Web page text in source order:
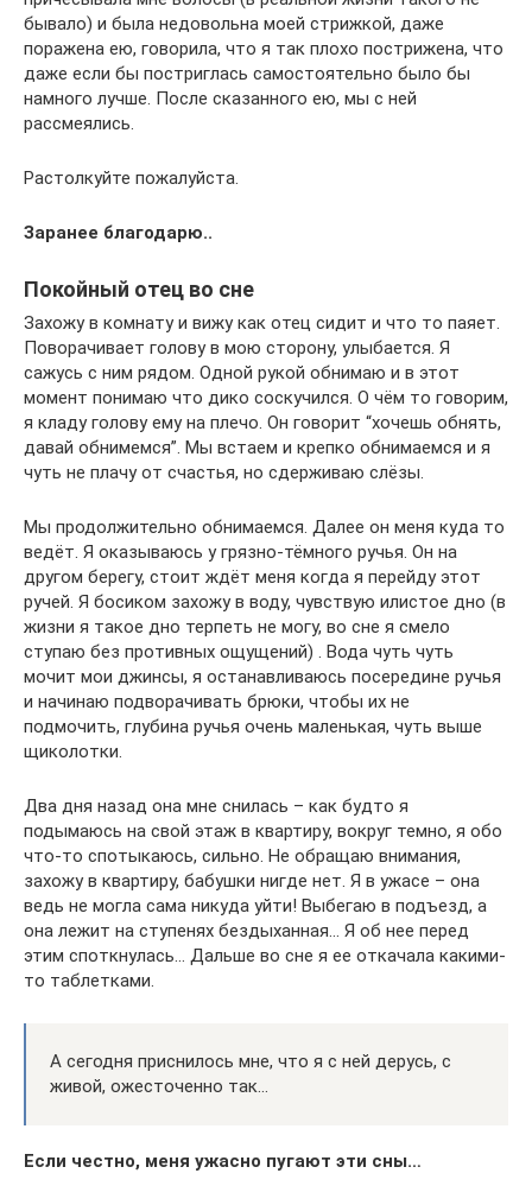
бывало) и была недовольна моей стрижкой, даже
поражена ею, говорила, что я так плохо пострижена, что
даже если бы постриглась самостоятельно было бы
намного лучше. После сказанного ею, мы с ней
рассмеялись.
Растолкуйте пожалуйста.
Заранее благодарю..
Покойный отец во сне
Захожу в комнату и вижу как отец сидит и что то паяет.
Поворачивает голову в мою сторону, улыбается. Я
сажусь с ним рядом. Одной рукой обнимаю и в этот
момент понимаю что дико соскучился. О чём то говорим,
я кладу голову ему на плечо. Он говорит “хочешь обнять,
давай обнимемся”. Мы встаем и крепко обнимаемся и я
чуть не плачу от счастья, но сдерживаю слёзы.
Мы продолжительно обнимаемся. Далее он меня куда то
ведёт. Я оказываюсь у грязно-тёмного ручья. Он на
другом берегу, стоит ждёт меня когда я перейду этот
ручей. Я босиком захожу в воду, чувствую илистое дно (в
жизни я такое дно терпеть не могу, во сне я смело
ступаю без противных ощущений) . Вода чуть чуть
мочит мои джинсы, я останавливаюсь посередине ручья
и начинаю подворачивать брюки, чтобы их не
подмочить, глубина ручья очень маленькая, чуть выше
щиколотки.
Два дня назад она мне снилась – как будто я
подымаюсь на свой этаж в квартиру, вокруг темно, я обо
что-то спотыкаюсь, сильно. Не обращаю внимания,
захожу в квартиру, бабушки нигде нет. Я в ужасе – она
ведь не могла сама никуда уйти! Выбегаю в подъезд, а
она лежит на ступенях бездыханная… Я об нее перед
этим споткнулась… Дальше во сне я ее откачала какими-
то таблетками.
А сегодня приснилось мне, что я с ней дерусь, с
живой, ожесточенно так…
Если честно, меня ужасно пугают эти сны…